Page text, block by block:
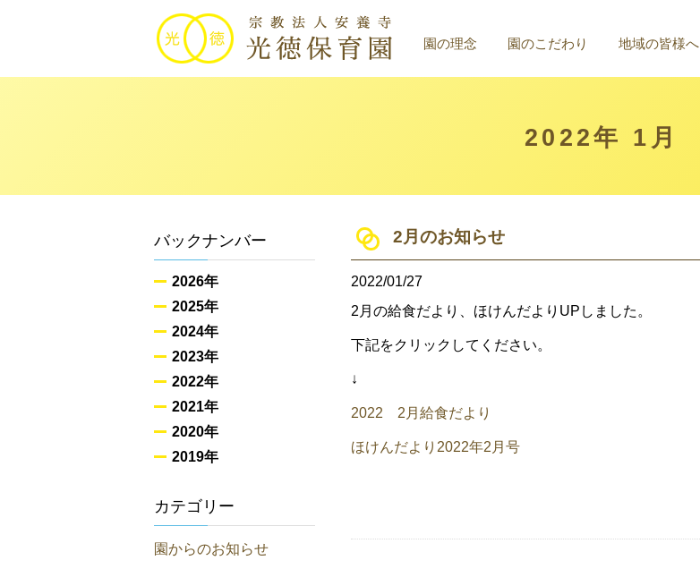
園の理念 園のこだわり 地域の皆様へ
2022年 1月
2月のお知らせ
2022/01/27
2月の給食だより、ほけんだよりUPしました。
下記をクリックしてください。
↓
2022 2月給食だより
ほけんだより2022年2月号
バックナンバー
2026年
2025年
2024年
2023年
2022年
2021年
2020年
2019年
カテゴリー
園からのお知らせ